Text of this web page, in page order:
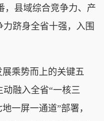
，县域综合竞争力、产
跻身全省十强，入围
乘势而上的关键五
融入全省“一核三
一屏一通道”部署，